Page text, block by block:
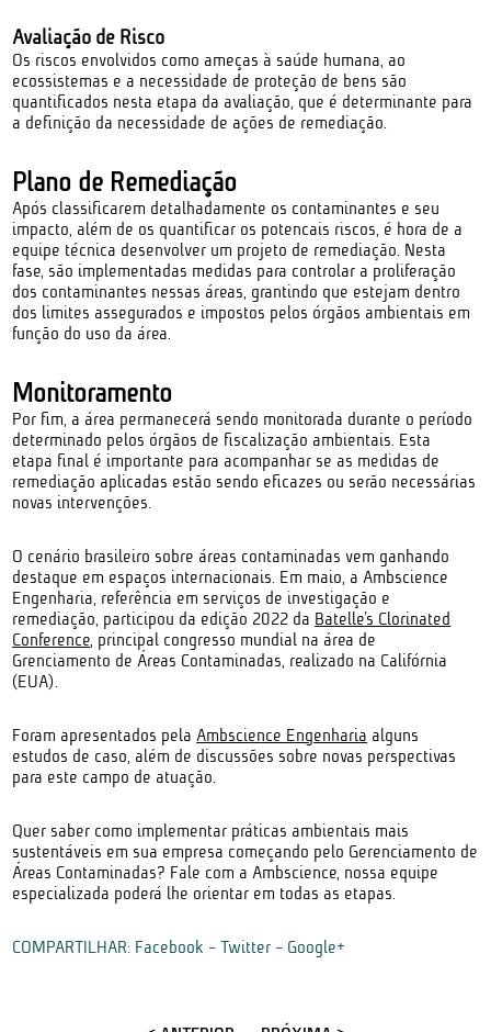
Avaliação de Risco
Os riscos envolvidos como ameças à saúde humana, ao
ecossistemas e a necessidade de proteção de bens são
quantificados nesta etapa da avaliação, que é determinante para
a definição da necessidade de ações de remediação.
Plano de Remediação
Após classificarem detalhadamente os contaminantes e seu
impacto, além de os quantificar os potencais riscos, é hora de a
equipe técnica desenvolver um projeto de remediação. Nesta
fase, são implementadas medidas para controlar a proliferação
dos contaminantes nessas áreas, grantindo que estejam dentro
dos limites assegurados e impostos pelos órgãos ambientais em
função do uso da área.
Monitoramento
Por fim, a área permanecerá sendo monitorada durante o período
determinado pelos órgãos de fiscalização ambientais. Esta
etapa final é importante para acompanhar se as medidas de
remediação aplicadas estão sendo eficazes ou serão necessárias
novas intervenções.
O cenário brasileiro sobre áreas contaminadas vem ganhando
destaque em espaços internacionais. Em maio, a Ambscience
Engenharia, referência em serviços de investigação e
remediação, participou da edição 2022 da Batelle’s Clorinated
Conference, principal congresso mundial na área de
Grenciamento de Áreas Contaminadas, realizado na Califórnia
(EUA).
Foram apresentados pelaAmbscience Engenharia alguns
estudos de caso, além de discussões sobre novas perspectivas
para este campo de atuação.
Quer saber como implementar práticas ambientais mais
sustentáveis em sua empresa começando pelo Gerenciamento de
Áreas Contaminadas? Fale com a Ambscience, nossa equipe
especializada poderá lhe orientar em todas as etapas.
COMPARTILHAR: Facebook -Twitter - Google+